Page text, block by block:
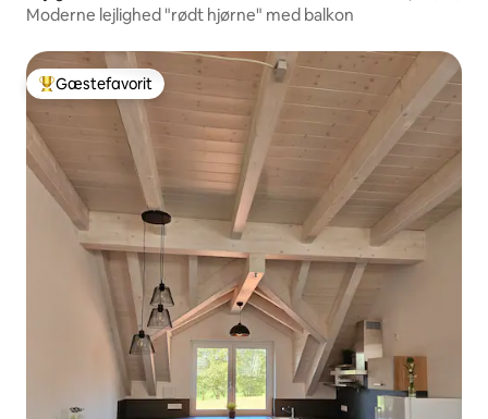
Moderne lejlighed "rødt hjørne" med balkon
Bedste gæstefavorit
Gæstefavorit